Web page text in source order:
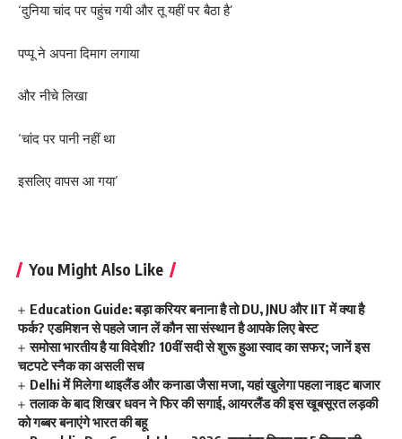
‘दुनिया चांद पर पहुंच गयी और तू यहीं पर बैठा है’
पप्पू ने अपना दिमाग लगाया
और नीचे लिखा
‘चांद पर पानी नहीं था
इसलिए वापस आ गया’
You Might Also Like
Education Guide: बड़ा करियर बनाना है तो DU, JNU और IIT में क्या है
फर्क? एडमिशन से पहले जान लें कौन सा संस्थान है आपके लिए बेस्ट
समोसा भारतीय है या विदेशी? 10वीं सदी से शुरू हुआ स्वाद का सफर; जानें इस
चटपटे स्नैक का असली सच
Delhi में मिलेगा थाइलैंड और कनाडा जैसा मजा, यहां खुलेगा पहला नाइट बाजार
तलाक के बाद शिखर धवन ने फिर की सगाई, आयरलैंड की इस खूबसूरत लड़की
को गब्बर बनाएंगे भारत की बहू